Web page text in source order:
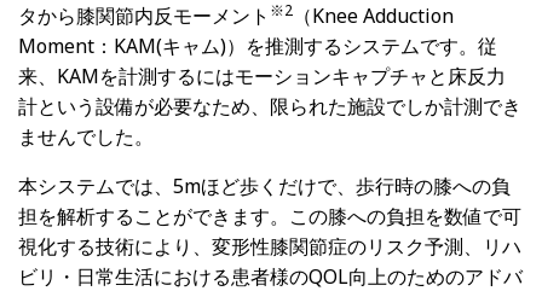
タから膝関節内反モーメント ※2 （Knee Adduction
Moment：KAM(キャム)）を推測するシステムです。従
来、KAMを計測するにはモーションキャプチャと床反力
計という設備が必要なため、限られた施設でしか計測でき
ませんでした。
本システムでは、5mほど歩くだけで、歩行時の膝への負
担を解析することができます。この膝への負担を数値で可
視化する技術により、変形性膝関節症のリスク予測、リハ
ビリ・日常生活における患者様のQOL向上のためのアドバ